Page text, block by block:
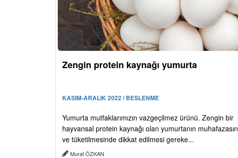
Zengin protein kaynağı yumurta
KASIM-ARALIK 2022 / BESLENME
Yumurta mutfaklarımızın vazgeçilmez ürünü. Zengin bir
hayvansal protein kaynağı olan yumurtanın
ve tüketilmesinde dikkat edilmesi gereke...
Murat ÖZKAN